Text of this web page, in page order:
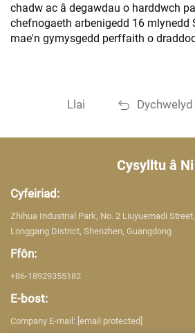
chadw ac â degawdau o harddwch
chefnogaeth arbenigedd 16 mlynedd
mae'n gymysgedd perffaith o
Llai Dychwelyd
Cysylltu â Ni
Cyfeiriad:
Zhihua Industrial Park, No. 2 Liuyuemadi
Longgang District, Shenzhen, Guangdong
Ffôn:
+86-18929355182
E-bost:
Company E-mail: [email protected]